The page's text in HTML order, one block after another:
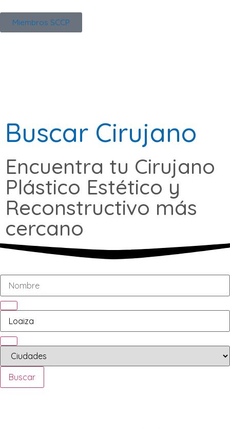
Miembros SCCP
Buscar Cirujano
Encuentra tu Cirujano
Plástico Estético y
Reconstructivo más
cercano
Buscar